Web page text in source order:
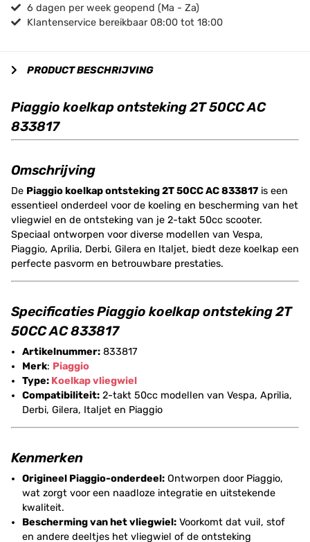
6 dagen per week geopend (Ma - Za)
Klantenservice bereikbaar 08:00 tot 18:00
PRODUCT BESCHRIJVING
Piaggio koelkap ontsteking 2T 50CC AC
833817
Omschrijving
De Piaggio koelkap ontsteking 2T 50CC AC 833817 is een
essentieel onderdeel voor de koeling en bescherming van het
vliegwiel en de ontsteking van je 2-takt 50cc scooter.
Speciaal ontworpen voor diverse modellen van Vespa,
Piaggio, Aprilia, Derbi, Gilera en Italjet, biedt deze koelkap een
perfecte pasvorm en betrouwbare prestaties.
Specificaties Piaggio koelkap ontsteking 2T
50CC AC 833817
Artikelnummer: 833817
Merk: Piaggio
Type: Koelkapvliegwiel
Compatibiliteit: 2-takt 50cc modellen van Vespa, Aprilia,
Derbi, Gilera, Italjet en Piaggio
Kenmerken
Origineel Piaggio-onderdeel: Ontworpen door Piaggio,
wat zorgt voor een naadloze integratie en uitstekende
kwaliteit.
Bescherming van het vliegwiel: Voorkomt dat vuil, stof
en andere deeltjes het vliegwiel of de ontsteking